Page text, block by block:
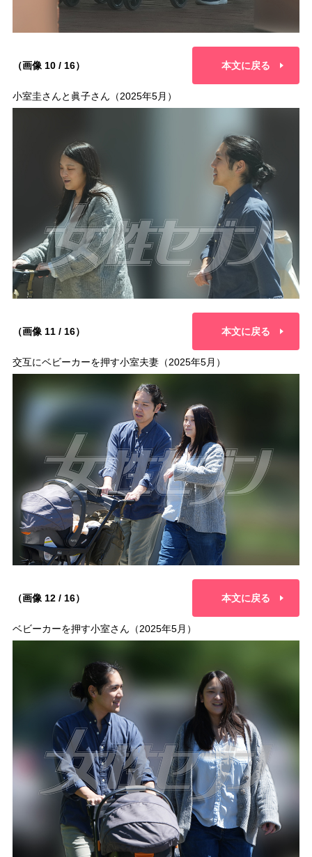
（画像 10 / 16） 本文に戻る
小室圭さんと眞子さん（2025年5月）
（画像 11 / 16） 本文に戻る
交互にベビーカーを押す小室夫妻（2025年5月）
（画像 12 / 16） 本文に戻る
ベビーカーを押す小室さん（2025年5月）